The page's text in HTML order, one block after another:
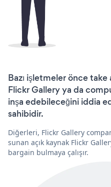
Bazı işletmeler önce
Flickr Gallery ya da
inşa edebileceğini iddia
sahibidir.
Diğerleri, Flickr Gallery
sunan açık kaynak Flickr
bargain bulmaya çalışır.